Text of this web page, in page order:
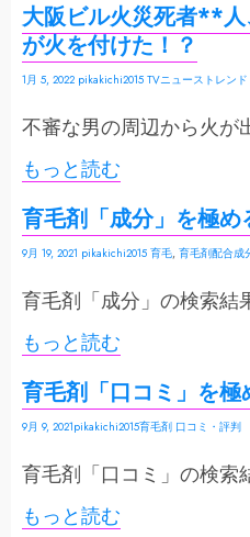
大阪ビル火災死者**
が火を付けた！？
1月 5, 2022 pikakichi2015 TVニューストレンド
不審な男の周辺から火が
もっと読む
育毛剤「成分」を極め
9月 19, 2021 pikakichi2015 育毛, 育毛剤配合成
育毛剤「成分」の検索結
もっと読む
育毛剤「口コミ」を極
9月 9, 2021pikakichi2015育毛剤 口コミ・評判
育毛剤「口コミ」の検索
もっと読む